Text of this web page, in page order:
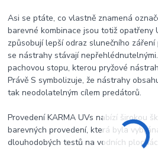
Asi se ptáte, co vlastně znamená
barevné kombinace jsou totiž opatřeny
způsobují lepší odraz slunečního
se nástrahy stávají
pachovou stopu, kterou pryžové
Právě S symbolizuje, že nástrahy
tak neodolatelným cílem predátorů.
Provedení KARMA UVs nabízí širokou
barevných provedení, která byla
dlouhodobých testů na vodních